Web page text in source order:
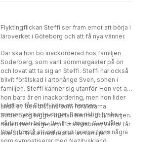
Flyktingflickan Steffi ser fram emot att börja i
läroverket i Göteborg och att få nya vänner.
Där ska hon bo inackorderad hos familjen
Söderberg, som varit sommargäster på ön
och lovat att ta sig an Steffi. Steffi har också
blivit förälskad i artonårige Sven, sonen i
familjen. Steffi känner sig utanför. Hon vet att
hon bara är en inackordering, men hon lider
ändå av den distans som föräldrarna
Söderberg lägger mellan henne och familjen.
Bara Sven reagerar på orättvisorna. Varför får
inte Steffi äta med resten av familjen?
I skolan får Steffi höra att hennes
wienertyska inte duger. Bara riktigt tyska –
sådan man talar i Berlin – duger. Sven låter
Steffi förstå att det bland lärarna finns några